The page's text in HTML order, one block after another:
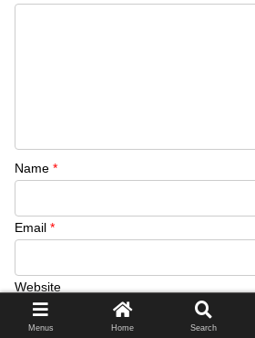
Name *
Email *
Website
Menus Home Search